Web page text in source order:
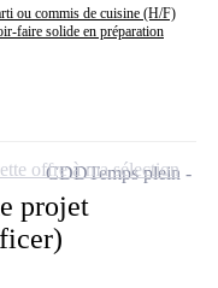
ou commis de cuisine (H/F)
faire solide en préparation
projet
CDDTemps plein
offre à ma sélection